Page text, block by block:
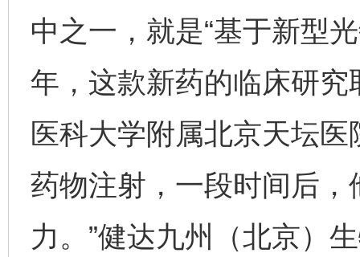
中之一，就是“基于新型
年，这款新药的临床研
医科大学附属北京天坛
药物注射，一段时间后
力。”健达九州（北京）